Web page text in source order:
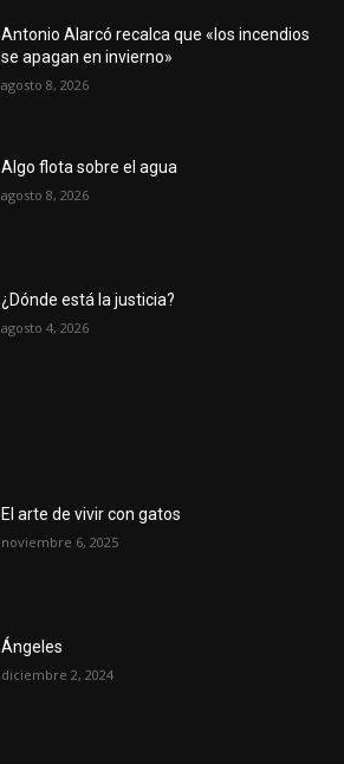
Antonio Alarcó recalca que «los incendios
se apagan en invierno»
agosto 8, 2026
Algo flota sobre el agua
agosto 8, 2026
¿Dónde está la justicia?
agosto 4, 2026
El arte de vivir con gatos
noviembre 6, 2025
Ángeles
diciembre 2, 2024